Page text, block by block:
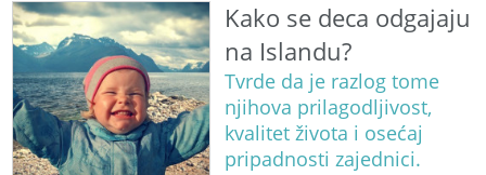
Kako se deca odgajaju
na Islandu?
Tvrde da je razlog tome
njihova prilagodljivost,
kvalitet života i osećaj
pripadnosti zajednici.